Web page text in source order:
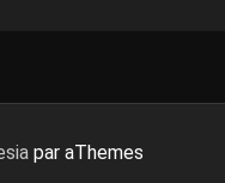
par aThemes